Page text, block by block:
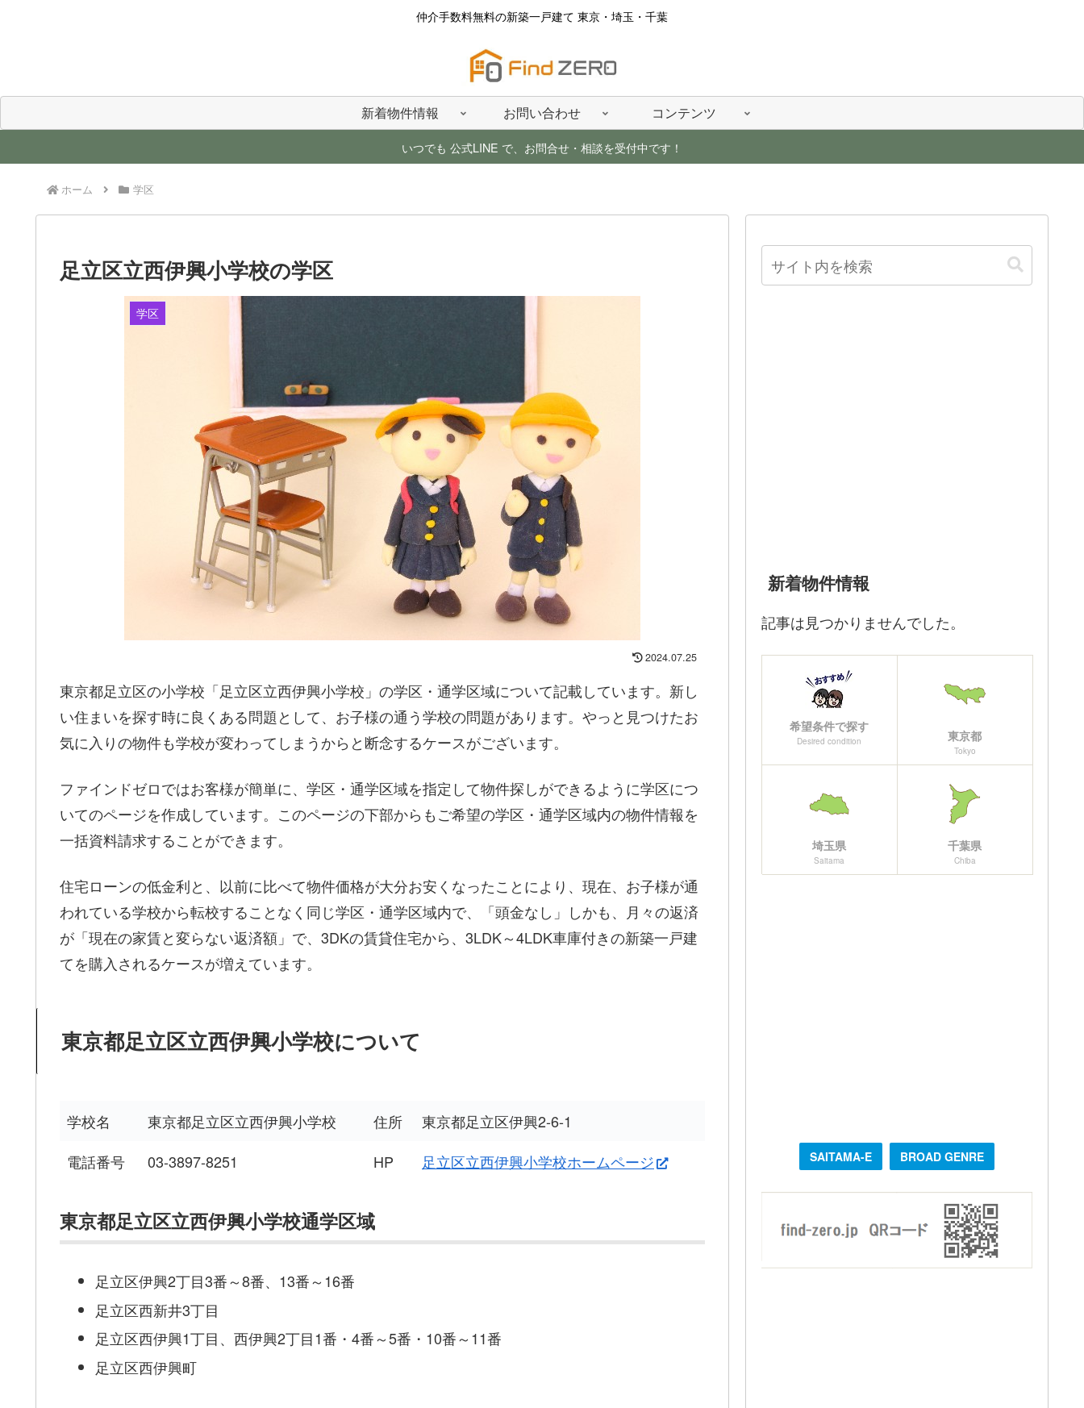
仲介手数料無料の新築一戸建て 東京・埼玉・千葉
新着物件情報 お問い合わせ コンテンツ
いつでも 公式LINE で、お問合せ・相談を受付中です！
ホーム 学区
足立区立西伊興小学校の学区
学区
2024.07.25
東京都足立区の小学校「足立区立西伊興小学校」の学区・通学区域について記載しています。新し
い住まいを探す時に良くある問題として、お子様の通う学校の問題があります。やっと見つけたお
気に入りの物件も学校が変わってしまうからと断念するケースがございます。
ファインドゼロではお客様が簡単に、学区・通学区域を指定して物件探しができるように学区につ
いてのページを作成しています。このページの下部からもご希望の学区・通学区域内の物件情報を
一括資料請求することができます。
住宅ローンの低金利と、以前に比べて物件価格が大分お安くなったことにより、現在、お子様が通
われている学校から転校することなく同じ学区・通学区域内で、「頭金なし」しかも、月々の返済
が「現在の家賃と変らない返済額」で、3DKの賃貸住宅から、3LDK～4LDK車庫付きの新築一戸建
てを購入されるケースが増えています。
東京都足立区立西伊興小学校について
学校名 東京都足立区立西伊興小学校 住所
東京都足立区伊興2-6-1
電話番号
03-3897-8251 HP 足立区立西伊興小学校ホームページ
東京都足立区立西伊興小学校通学区域
足立区伊興2丁目3番～8番、13番～16番
足立区西新井3丁目
足立区西伊興1丁目、西伊興2丁目1番・4番～5番・10番～11番
足立区西伊興町
新着物件情報
記事は見つかりませんでした。
希望条件で探す
Desired condition 東京都
Tokyo
埼玉県
Saitama
千葉県
Chiba
SAITAMA-E BROAD GENRE